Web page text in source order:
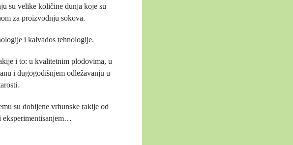
su velike količine dunja koje su
za proizvodnju sokova.
i kalvados tehnologije.
i to: u kvalitetnim plodovima, u
i dugogodišnjem odležavanju u
su dobijene vrhunske rakije od
eksperimentisanjem…